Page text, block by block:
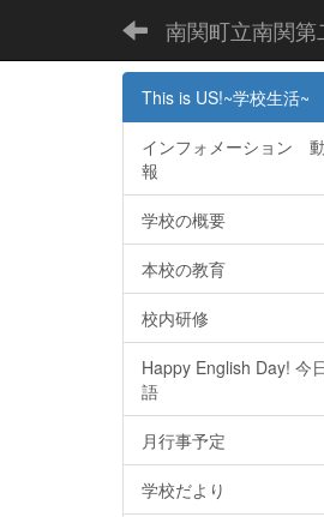
南関町立南関第
This is US!~学校生活~
インフォメーション
報
学校の概要
本校の教育
校内研修
Happy English Day! 今
語
月行事予定
学校だより